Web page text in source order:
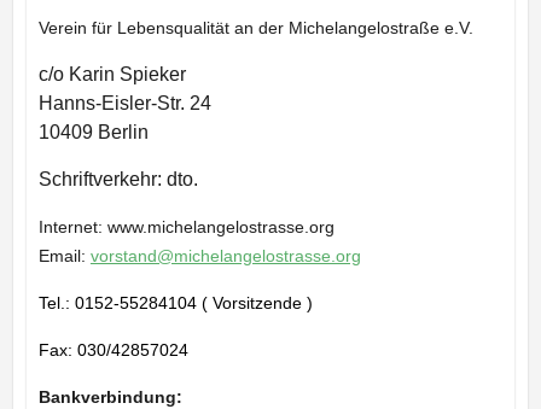
Verein für Lebensqualität an der Michelangelostraße e.V.
c/o Karin Spieker
Hanns-Eisler-Str. 24
10409 Berlin
Schriftverkehr: dto.
Internet: www.michelangelostrasse.org
Email: vorstand@michelangelostrasse.org
Tel.: 0152-55284104 ( Vorsitzende )
Fax: 030/42857024
Bankverbindung: